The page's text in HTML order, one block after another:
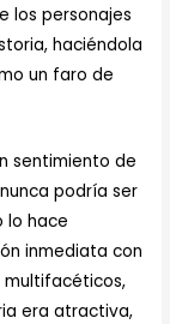
los personajes
haciéndola
un faro de
sentimiento de
podría ser
lo hace
inmediata con
multifacéticos,
era atractiva,